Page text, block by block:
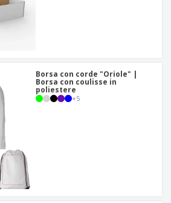
Borsa con corde "Oriole" |
Borsa con coulisse in
poliestere
+5